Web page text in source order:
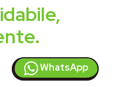
WhatsApp